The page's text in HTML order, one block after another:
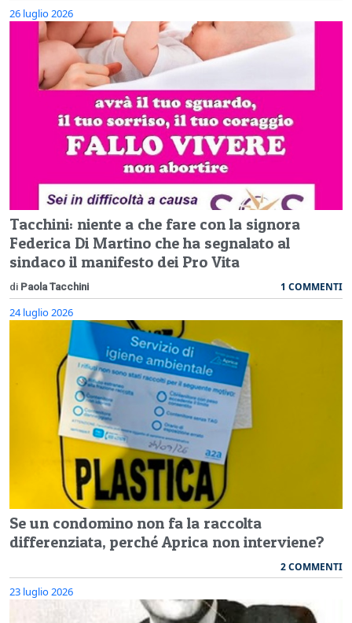
26 luglio 2026
Tacchini: niente a che fare con la signora
Federica Di Martino che ha segnalato al
sindaco il manifesto dei Pro Vita
di Paola Tacchini 1 COMMENTI
24 luglio 2026
Se un condomino non fa la raccolta
differenziata, perché Aprica non interviene?
2 COMMENTI
23 luglio 2026